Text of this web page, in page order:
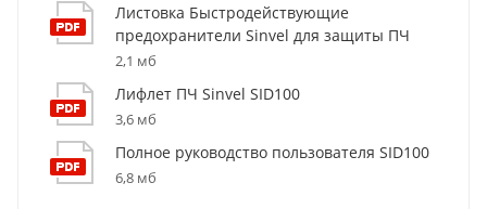
Листовка Быстродействующие
предохранители Sinvel для защиты ПЧ
2,1 мб
Лифлет ПЧ Sinvel SID100
3,6 мб
Полное руководство пользователя SID100
6,8 мб